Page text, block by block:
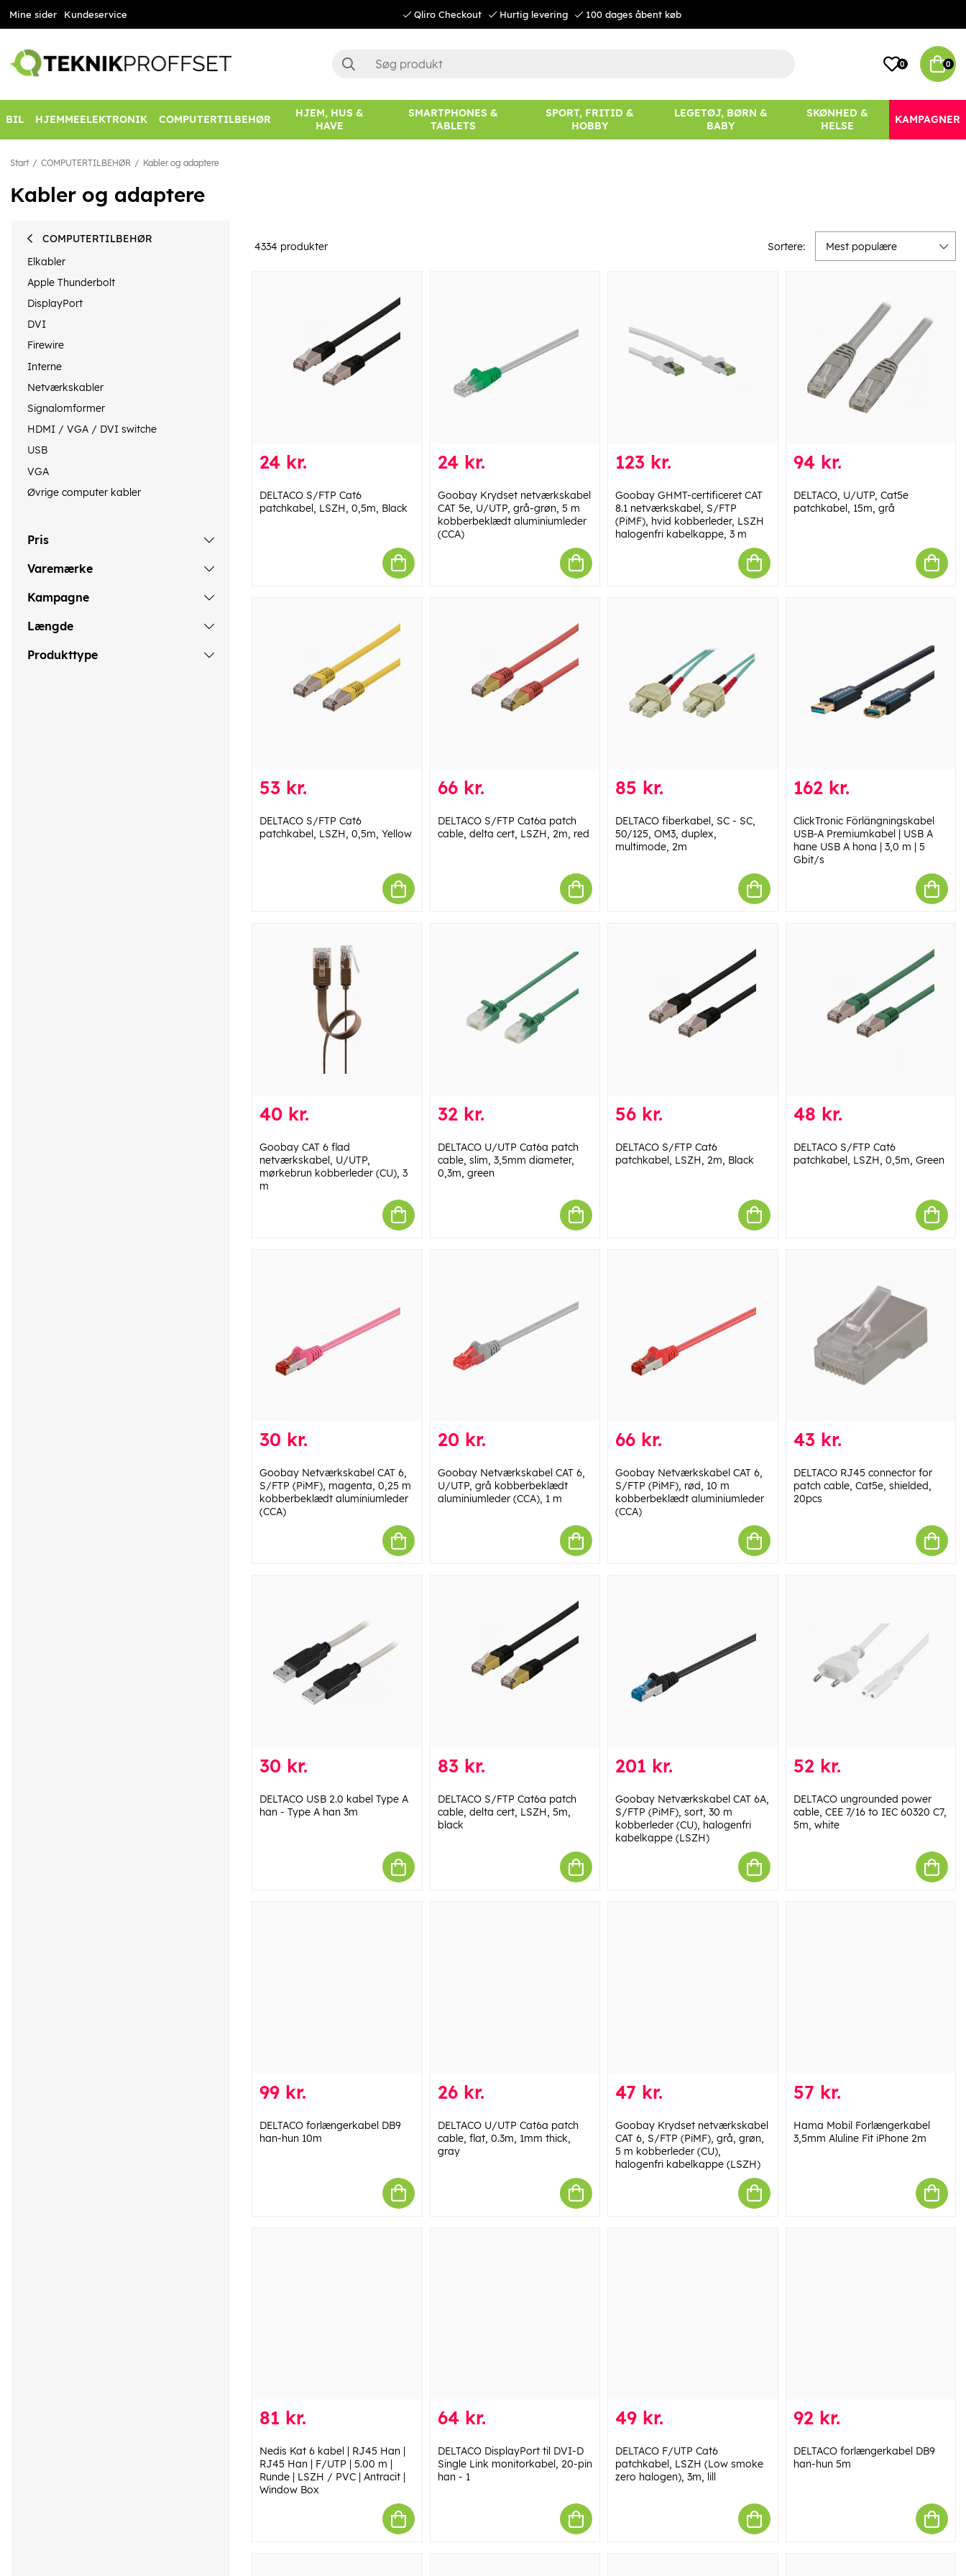
Mine sider Kundeservice Qliro Checkout Hurtig levering 100 dages åbent køb
0 0
BIL HJEMMEELEKTRONIK COMPUTERTILBEHØR
HJEM, HUS &
HAVE
SMARTPHONES &
TABLETS
SPORT, FRITID &
HOBBY
LEGETØJ, BØRN &
BABY
SKØNHED &
HELSE
KAMPAGNER
Start COMPUTERTILBEHØR Kabler og adaptere
Kabler og adaptere
COMPUTERTILBEHØR
Elkabler
Apple Thunderbolt
DisplayPort
DVI
Firewire
Interne
Netværkskabler
Signalomformer
HDMI / VGA / DVI switche
USB
VGA
Øvrige computer kabler
Pris
Varemærke
Kampagne
Længde
Produkttype
4334 produkter Sortere: Mest populære
24 kr.
DELTACO S/FTP Cat6
patchkabel, LSZH, 0,5m, Black
24 kr.
Goobay Krydset netværkskabel
CAT 5e, U/UTP, grå-grøn, 5 m
kobberbeklædt aluminiumleder
(CCA)
123 kr.
Goobay GHMT-certificeret CAT
8.1 netværkskabel, S/FTP
(PiMF), hvid kobberleder, LSZH
halogenfri kabelkappe, 3 m
94 kr.
DELTACO, U/UTP, Cat5e
patchkabel, 15m, grå
53 kr.
DELTACO S/FTP Cat6
patchkabel, LSZH, 0,5m, Yellow
66 kr.
DELTACO S/FTP Cat6a patch
cable, delta cert, LSZH, 2m, red
85 kr.
DELTACO fiberkabel, SC - SC,
50/125, OM3, duplex,
multimode, 2m
162 kr.
ClickTronic Förlängningskabel
USB-A Premiumkabel | USB A
hane USB A hona | 3,0 m | 5
Gbit/s
40 kr.
Goobay CAT 6 flad
netværkskabel, U/UTP,
mørkebrun kobberleder (CU), 3
m
32 kr.
DELTACO U/UTP Cat6a patch
cable, slim, 3,5mm diameter,
0,3m, green
56 kr.
DELTACO S/FTP Cat6
patchkabel, LSZH, 2m, Black
48 kr.
DELTACO S/FTP Cat6
patchkabel, LSZH, 0,5m, Green
30 kr.
Goobay Netværkskabel CAT 6,
S/FTP (PiMF), magenta, 0,25 m
kobberbeklædt aluminiumleder
(CCA)
20 kr.
Goobay Netværkskabel CAT 6,
U/UTP, grå kobberbeklædt
aluminiumleder (CCA), 1 m
66 kr.
Goobay Netværkskabel CAT 6,
S/FTP (PiMF), rød, 10 m
kobberbeklædt aluminiumleder
(CCA)
43 kr.
DELTACO RJ45 connector for
patch cable, Cat5e, shielded,
20pcs
30 kr.
DELTACO USB 2.0 kabel Type A
han - Type A han 3m
83 kr.
DELTACO S/FTP Cat6a patch
cable, delta cert, LSZH, 5m,
black
201 kr.
Goobay Netværkskabel CAT 6A,
S/FTP (PiMF), sort, 30 m
kobberleder (CU), halogenfri
kabelkappe (LSZH)
52 kr.
DELTACO ungrounded power
cable, CEE 7/16 to IEC 60320 C7,
5m, white
99 kr.
DELTACO forlængerkabel DB9
han-hun 10m
26 kr.
DELTACO U/UTP Cat6a patch
cable, flat, 0.3m, 1mm thick,
gray
47 kr.
Goobay Krydset netværkskabel
CAT 6, S/FTP (PiMF), grå, grøn,
5 m kobberleder (CU),
halogenfri kabelkappe (LSZH)
57 kr.
Hama Mobil Forlængerkabel
3,5mm Aluline Fit iPhone 2m
81 kr.
Nedis Kat 6 kabel | RJ45 Han |
RJ45 Han | F/UTP | 5.00 m |
Runde | LSZH / PVC | Antracit |
Window Box
64 kr.
DELTACO DisplayPort til DVI-D
Single Link monitorkabel, 20-pin
han - 1
49 kr.
DELTACO F/UTP Cat6
patchkabel, LSZH (Low smoke
zero halogen), 3m, lill
92 kr.
DELTACO forlængerkabel DB9
han-hun 5m